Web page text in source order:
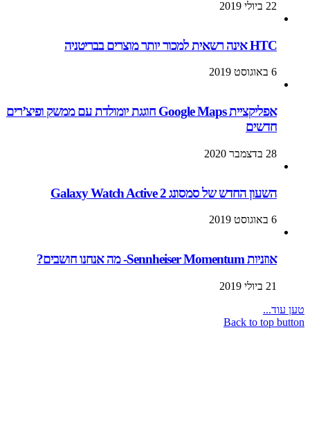
אפליקציית Google Maps חוגגת יומולדת עם ממשק ופיצ’רים
חדשים
השעון החדש של סמסונג Galaxy Watch Active 2
אוזניות Sennheiser Momentum- מה אנחנו חושבים?
Back to top